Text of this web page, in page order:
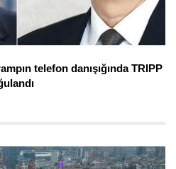
telefon danışığında TRIPP